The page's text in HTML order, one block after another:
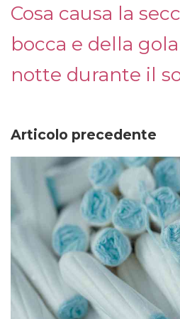
Cosa causa la
bocca e della
notte durante il
Articolo precedente